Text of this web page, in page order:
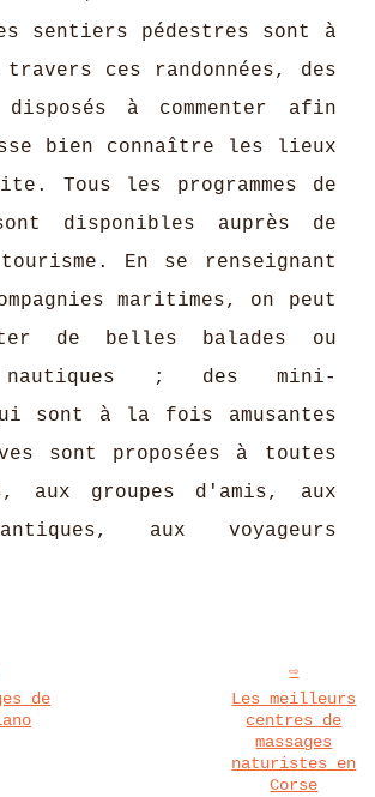
sentiers pédestres sont à
ces randonnées, des
à commenter afin
bien connaître les lieux
Tous les programmes de
disponibles auprès de
En se renseignant
maritimes, on peut
de belles balades ou
nautiques ; des mini-
sont à la fois amusantes
sont proposées à toutes
aux groupes d'amis, aux
aux voyageurs
de
Les meilleurs
centres de
massages
naturistes en
Corse